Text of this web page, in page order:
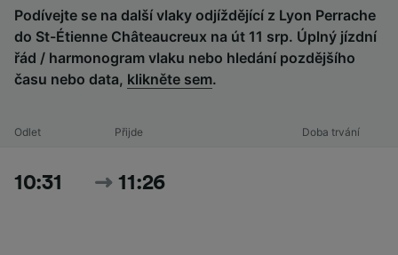
Podívejte se na další vlaky odjíždějící z Lyon Perrache
do St-Étienne Châteaucreux na út 11 srp. Úplný jízdní
řád / harmonogram vlaku nebo hledání pozdějšího
času nebo data, klikněte sem.
Odlet Přijde Doba trvání
10:31 11:26